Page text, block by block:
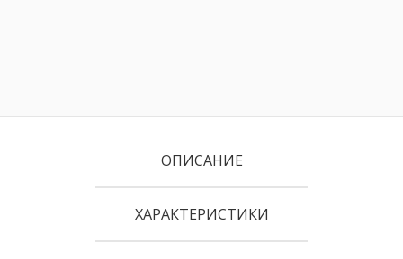
ОПИСАНИЕ
ХАРАКТЕРИСТИКИ